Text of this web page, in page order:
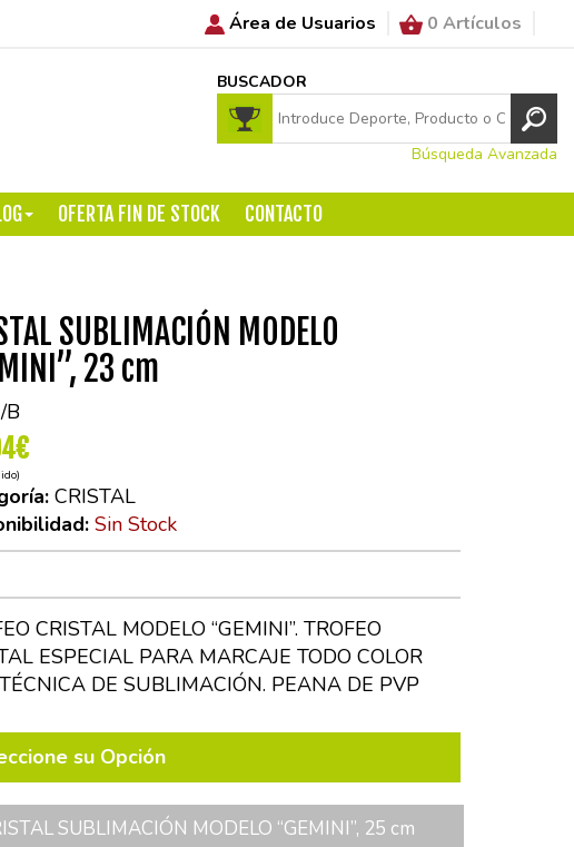
Área de Usuarios 0 Artículos
BUSCADOR
Búsqueda Avanzada
OFERTA FIN DE STOCK CONTACTO
SUBLIMACIÓN MODELO
23 cm
B
CRISTAL
Sin Stock
CRISTAL MODELO “GEMINI”. TROFEO
ESPECIAL PARA MARCAJE TODO COLOR
DE SUBLIMACIÓN. PEANA DE PVP
su Opción
SUBLIMACIÓN MODELO “GEMINI”, 25 cm